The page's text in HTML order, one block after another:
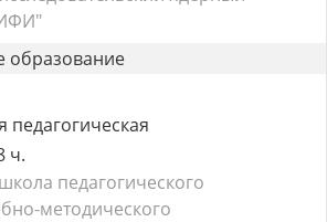
образование
педагогическая
ч.
педагогического
методического